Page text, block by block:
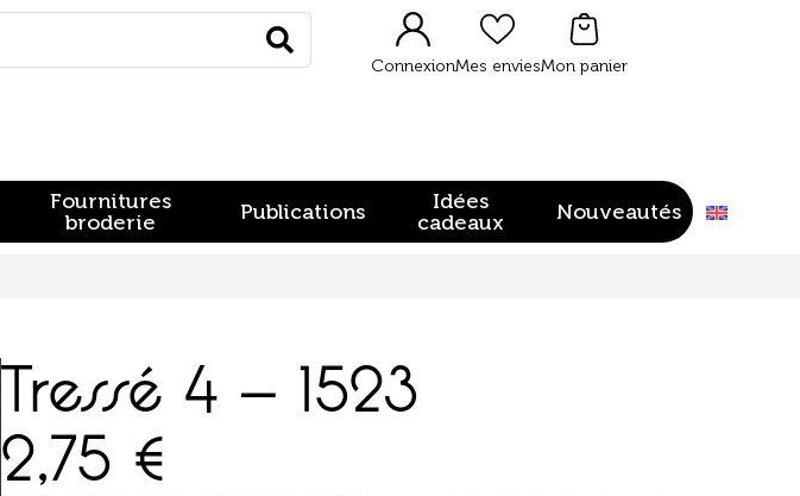
Rechercher
ConnexionMes enviesMon panier
Fournitures
broderie
Publications
Idées
cadeaux
Nouveautés
Tressé 4 – 1523
2,75 €